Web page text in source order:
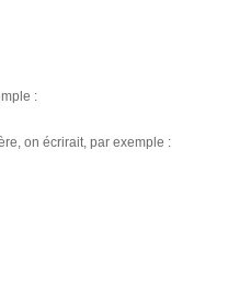
:
on écrirait, par exemple :